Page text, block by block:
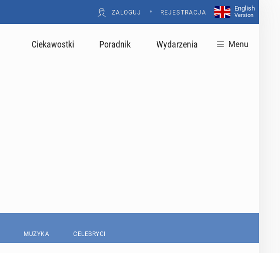
ZALOGUJ • REJESTRACJA
English
Version
Ciekawostki Poradnik Wydarzenia Menu
MUZYKA CELEBRYCI